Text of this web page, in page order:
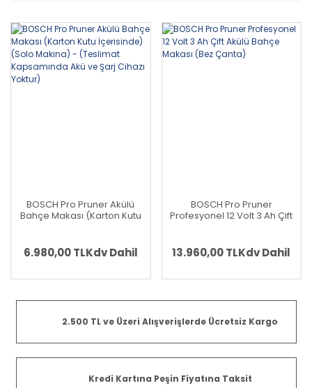
BOSCH Pro Pruner Akülü
Bahçe Makası (Karton Kutu
ve Şarj Cihazı Yoktur)
6.980,00 TLKdv Dahil
BOSCH Pro Pruner
Profesyonel 12 Volt 3 Ah Çift
13.960,00 TLKdv Dahil
2.500 TL ve Üzeri Alışverişlerde Ücretsiz Kargo
Kredi Kartına Peşin Fiyatına Taksit